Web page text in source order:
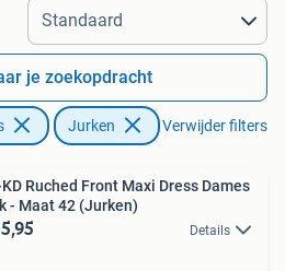
afstanden…
je zoekopdracht
Jurken Verwijder filters
Ruched Front Maxi Dress Dames
- Maat 42 (Jurken)
Details